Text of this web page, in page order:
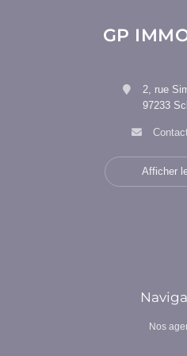
GP
2, rue
97233
Afficher
Nos